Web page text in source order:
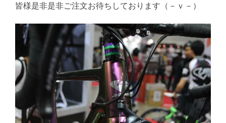
皆様是非是非ご注文お待ちしております（－ｖ－）